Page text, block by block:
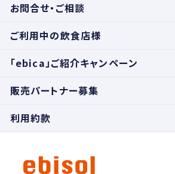
お問合せ・ご相談
ご利用中の飲食店様
「ebica」ご紹介キャンペーン
販売パートナー募集
利用約款